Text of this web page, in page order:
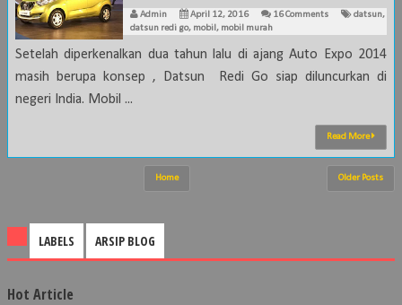
Admin April 12, 2016 16 Comments datsun,
datsun redi go, mobil , mobil murah
Setelah diperkenalkan dua tahun lalu di ajang Auto Expo 2014
masih berupa konsep , Datsun Redi Go siap diluncurkan di
negeri India. Mobil ...
Read More
Older Posts
Home
LABELS ARSIP BLOG
Hot Article